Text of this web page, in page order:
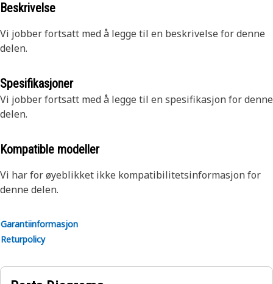
Beskrivelse
Vi jobber fortsatt med å legge til en beskrivelse for denne
delen.
Spesifikasjoner
Vi jobber fortsatt med å legge til en spesifikasjon for denne
delen.
Kompatible modeller
Vi har for øyeblikket ikke kompatibilitetsinformasjon for
denne delen.
Garantiinformasjon
Returpolicy